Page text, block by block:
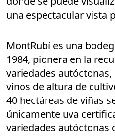
una espectacular vista
MontRubí es una
1984, pionera en la
variedades
vinos de altura de
40 hectáreas de viñas
únicamente uva
variedades autóctonas